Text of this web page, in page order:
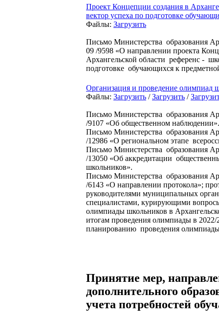
Проект Концепции создания в
вектор успеха по подготовке
Файлы: Загрузить
Письмо Министерства образования
09 /9598 «О направлении проекта
Архангельской области референс -
подготовке обучающихся к
Организация и проведение олимпиад
Файлы: Загрузить /Загрузить /
Письмо Министерства образования
/9107 «Об общественном наблюдении».
Письмо Министерства образования
/12986 «О региональном этапе
Письмо Министерства образования
/13050 «Об аккредитации
школьников».
Письмо Министерства образования
/6143 «О направлении протокола»;
руководителями муниципальных
специалистами, курирующими
олимпиады школьников в
итогам проведения олимпиады в
планированию проведения
Принятие мер,
дополнительного
учета потребностей